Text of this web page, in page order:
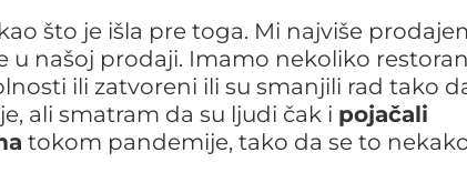
što je išla pre toga. Mi najviše
u našoj prodaji. Imamo nekoliko
ili zatvoreni ili su smanjili rad tako
ali smatram da su ljudi čak i pojačali
tokom pandemije, tako da se to